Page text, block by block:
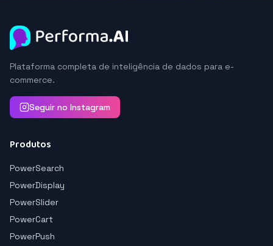
Plataforma completa de inteligência de dados para e-
commerce.
Seguir no Instagram
Produtos
PowerSearch
PowerDisplay
PowerSlider
PowerCart
PowerPush